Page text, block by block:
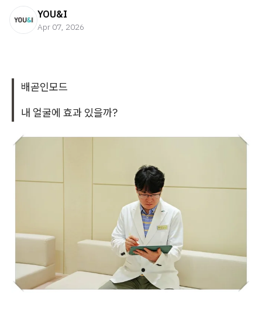
YOU&I
Apr 07, 2026
배곧인모드
내 얼굴에 효과 있을까?